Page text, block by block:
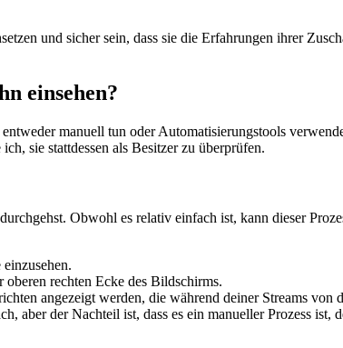
und sicher sein, dass sie die Erfahrungen ihrer
einsehen?
manuell tun oder Automatisierungstools
sie stattdessen als Besitzer zu überprüfen.
Obwohl es relativ einfach ist, kann dieser
rechten Ecke des Bildschirms.
angezeigt werden, die während deiner Streams von
aber der Nachteil ist, dass es ein manueller Prozess ist,